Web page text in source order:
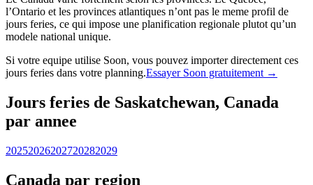
l’Ontario et les provinces atlantiques n’ont pas le meme profil de
jours feries, ce qui impose une planification regionale plutot qu’un
modele national unique.
Si votre equipe utilise Soon, vous pouvez importer directement ces
jours feries dans votre planning.Essayer Soon gratuitement →
Jours feries de Saskatchewan, Canada
par annee
20252026202720282029
Canada par region